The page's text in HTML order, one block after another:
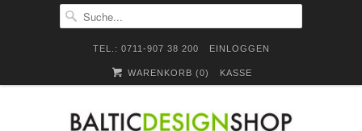
TEL.: 0711-907 38 200 EINLOGGEN
WARENKORB (0) KASSE